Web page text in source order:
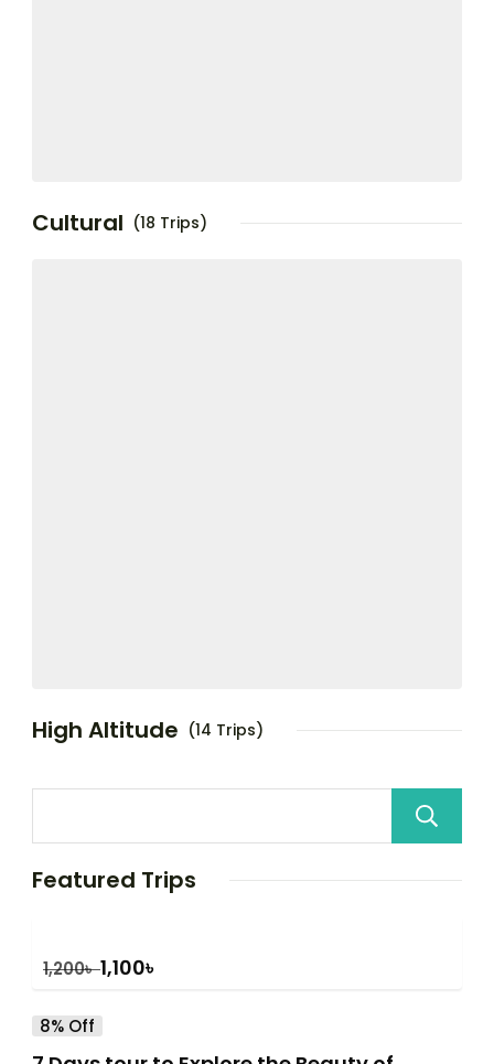
Cultural (18 Trips)
High Altitude (14 Trips)
Featured Trips
1,200৳1,100৳
8% Off